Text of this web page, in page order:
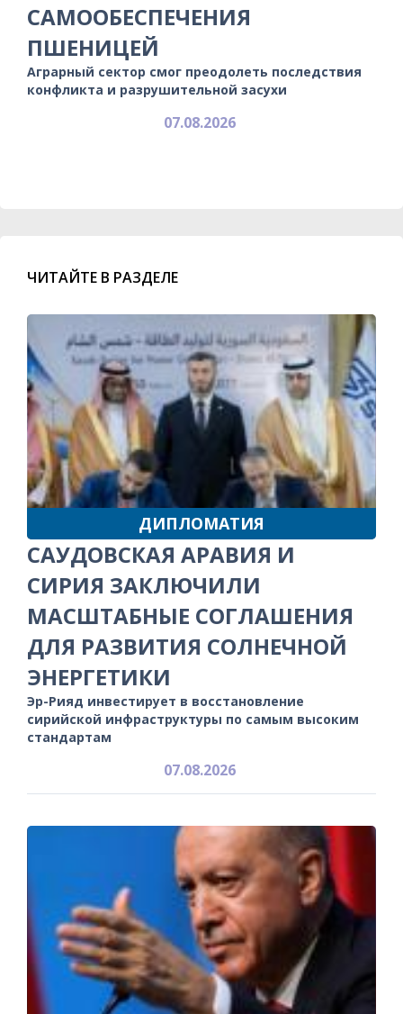
САМООБЕСПЕЧЕНИЯ
ПШЕНИЦЕЙ
Аграрный сектор смог преодолеть последствия
конфликта и разрушительной засухи
07.08.2026
ЧИТАЙТЕ В РАЗДЕЛЕ
ДИПЛОМАТИЯ
САУДОВСКАЯ АРАВИЯ И
СИРИЯ ЗАКЛЮЧИЛИ
МАСШТАБНЫЕ СОГЛАШЕНИЯ
ДЛЯ РАЗВИТИЯ СОЛНЕЧНОЙ
ЭНЕРГЕТИКИ
Эр-Рияд инвестирует в восстановление
сирийской инфраструктуры по самым высоким
стандартам
07.08.2026